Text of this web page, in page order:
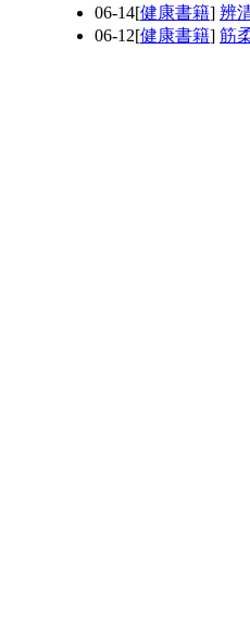
06-14[健康書籍] 辨
06-12[健康書籍] 筋